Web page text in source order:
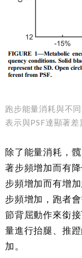
跑步能量消耗與不
表示與PSF達顯著差
除了能量消耗，
著步頻增加而有
步頻增加而有增
步頻增加，跑者
節背屈動作來銜
量進行抬腿、推
加。